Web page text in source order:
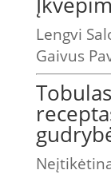
Lengvi
Gaivus